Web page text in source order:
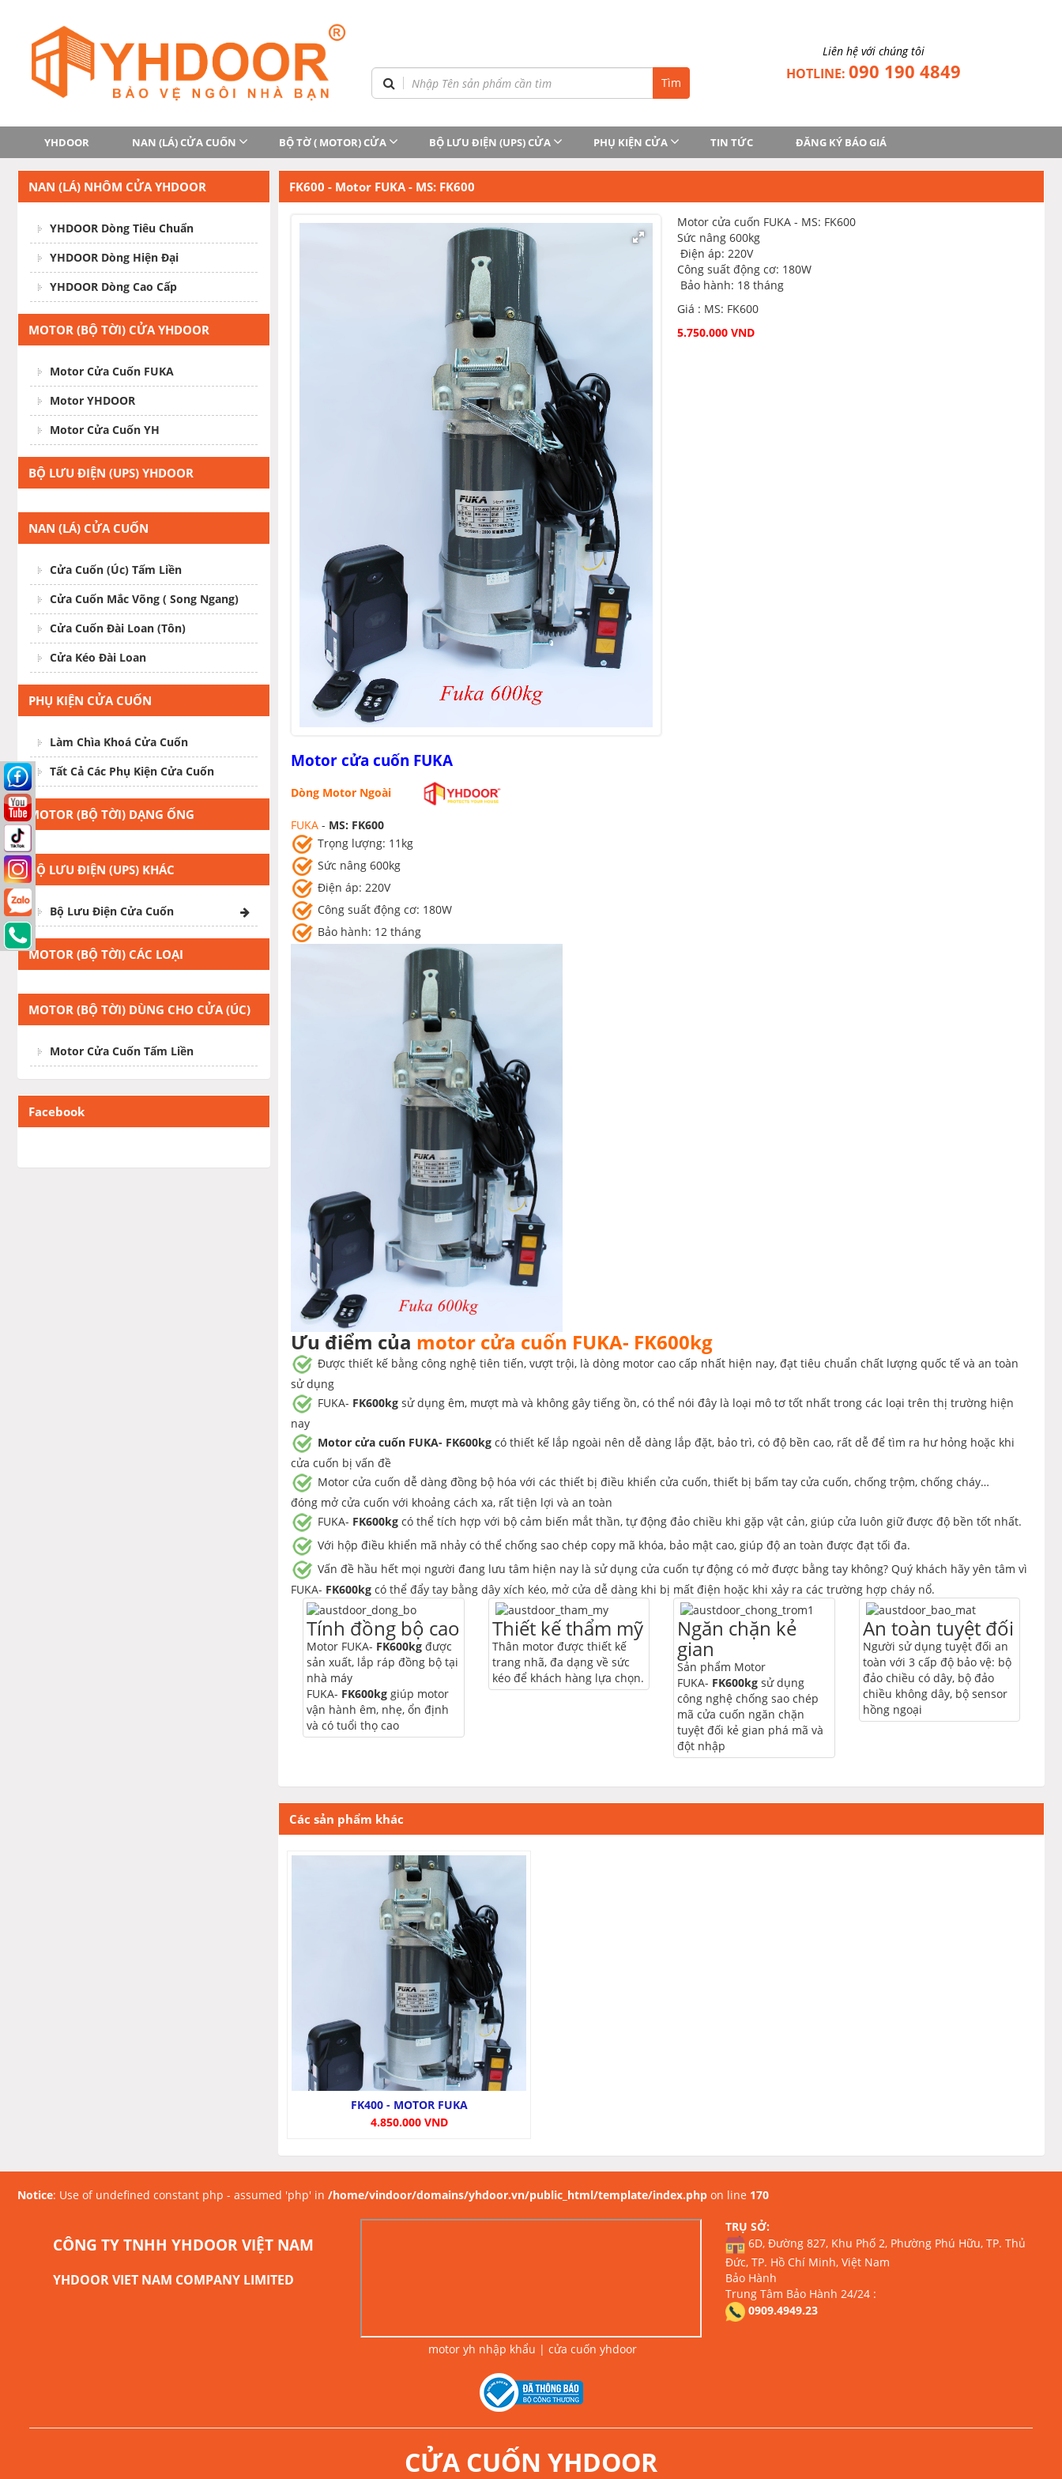
Tìm
Liên hệ với chúng tôi
HOTLINE: 090 190 4849
YHDOOR NAN (LÁ) CỬA CUỐN BỘ TỜ ( MOTOR) CỬA BỘ LƯU ĐIỆN (UPS) CỬA PHỤ KIỆN CỬA TIN TỨC ĐĂNG KÝ BÁO GIÁ
NAN (LÁ) NHÔM CỬA YHDOOR
YHDOOR Dòng Tiêu Chuẩn
YHDOOR Dòng Hiện Đại
YHDOOR Dòng Cao Cấp
MOTOR (BỘ TỜI) CỬA YHDOOR
Motor Cửa Cuốn FUKA
Motor YHDOOR
Motor Cửa Cuốn YH
BỘ LƯU ĐIỆN (UPS) YHDOOR
NAN (LÁ) CỬA CUỐN
Cửa Cuốn (Úc) Tấm Liền
Cửa Cuốn Mắc Võng ( Song Ngang)
Cửa Cuốn Đài Loan (Tôn)
Cửa Kéo Đài Loan
PHỤ KIỆN CỬA CUỐN
Làm Chìa Khoá Cửa Cuốn
Tất Cả Các Phụ Kiện Cửa Cuốn
MOTOR (BỘ TỜI) DẠNG ỐNG
BỘ LƯU ĐIỆN (UPS) KHÁC
Bộ Lưu Điện Cửa Cuốn
MOTOR (BỘ TỜI) CÁC LOẠI
MOTOR (BỘ TỜI) DÙNG CHO CỬA (ÚC)
Motor Cửa Cuốn Tấm Liền
Facebook
FK600 - Motor FUKA - MS: FK600
Motor cửa cuốn FUKA - MS: FK600
Sức nâng 600kg
Điện áp: 220V
Công suất động cơ: 180W
Bảo hành: 18 tháng
Giá : MS: FK600
5.750.000 VND
Motor cửa cuốn FUKA
Dòng Motor Ngoài
FUKA - MS: FK600
Trọng lượng: 11kg
Sức nâng 600kg
Điện áp: 220V
Công suất động cơ: 180W
Bảo hành: 12 tháng
Ưu điểm của motor cửa cuốn FUKA- FK600kg
Được thiết kế bằng công nghệ tiên tiến, vượt trội, là dòng motor cao cấp nhất hiện nay, đạt tiêu chuẩn chất lượng quốc tế và an toàn
sử dụng
FUKA- FK600kg sử dụng êm, mượt mà và không gây tiếng ồn, có thể nói đây là loại mô tơ tốt nhất trong các loại trên thị trường hiện
nay
Motor cửa cuốn FUKA- FK600kg có thiết kế lắp ngoài nên dễ dàng lắp đặt, bảo trì, có độ bền cao, rất dễ để tìm ra hư hỏng hoặc khi
cửa cuốn bị vấn đề
Motor cửa cuốn dễ dàng đồng bộ hóa với các thiết bị điều khiển cửa cuốn, thiết bị bấm tay cửa cuốn, chống trộm, chống cháy…
đóng mở cửa cuốn với khoảng cách xa, rất tiện lợi và an toàn
FUKA- FK600kg có thể tích hợp với bộ cảm biến mắt thần, tự động đảo chiều khi gặp vật cản, giúp cửa luôn giữ được độ bền tốt nhất.
Với hộp điều khiển mã nhảy có thể chống sao chép copy mã khóa, bảo mật cao, giúp độ an toàn được đạt tối đa.
Vấn đề hầu hết mọi người đang lưu tâm hiện nay là sử dụng cửa cuốn tự động có mở được bằng tay không? Quý khách hãy yên tâm vì
FUKA- FK600kg có thể đẩy tay bằng dây xích kéo, mở cửa dễ dàng khi bị mất điện hoặc khi xảy ra các trường hợp cháy nổ.
Tính đồng bộ cao
Motor FUKA- FK600kg được
sản xuất, lắp ráp đồng bộ tại
nhà máy
FUKA- FK600kg giúp motor
vận hành êm, nhẹ, ổn định
và có tuổi thọ cao
Thiết kế thẩm mỹ
Thân motor được thiết kế
trang nhã, đa dạng về sức
kéo để khách hàng lựa chọn.
Ngăn chặn kẻ
gian
Sản phẩm Motor
FUKA- FK600kg sử dụng
công nghệ chống sao chép
mã cửa cuốn ngăn chặn
tuyệt đối kẻ gian phá mã và
đột nhập
An toàn tuyệt đối
Người sử dụng tuyệt đối an
toàn với 3 cấp độ bảo vệ: bộ
đảo chiều có dây, bộ đảo
chiều không dây, bộ sensor
hồng ngoại
Các sản phẩm khác
FK400 - MOTOR FUKA
4.850.000 VND
Notice: Use of undefined constant php - assumed 'php' in /home/vindoor/domains/yhdoor.vn/public_html/template/index.php on line 170
CÔNG TY TNHH YHDOOR VIỆT NAM
YHDOOR VIET NAM COMPANY LIMITED
motor yh nhập khẩu | cửa cuốn yhdoor
TRỤ SỞ:
6D, Đường 827, Khu Phố 2, Phường Phú Hữu, TP. Thủ
Đức, TP. Hồ Chí Minh, Việt Nam
Bảo Hành
Trung Tâm Bảo Hành 24/24 :
0909.4949.23
CỬA CUỐN YHDOOR